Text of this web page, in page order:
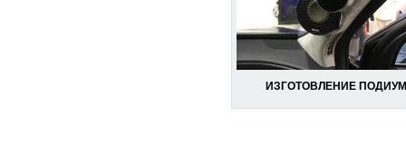
ИЗГОТОВЛЕНИЕ